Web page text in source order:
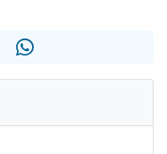
étudier en groupe sur Zoom
dans Torah-Box Music
2 personnes viennent de nous rejoindre sur WhatsApp